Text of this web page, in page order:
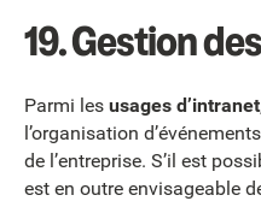
19.Gestion
Parmi les usages d’intranet
l’organisation
de l’entreprise. S’il est
est en outre envisageable